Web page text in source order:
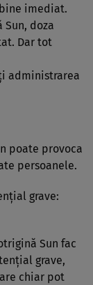
imediat.
doza
Dar tot
administrarea
poate provoca
persoanele.
grave:
Sun fac
grave,
chiar pot